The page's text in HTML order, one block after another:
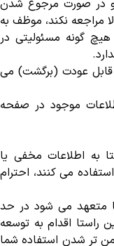
در صورت مرجوع شدن
مراجعه نکند، موظف به
گونه مسئولیتی در
.
قابل عودت (برگشت) می
موجود در صفحه
به اطلاعات مخفی یا
می کنند، احترام
متعهد می شود در حد
اقدام به توسعه
تر شدن استفاده شما